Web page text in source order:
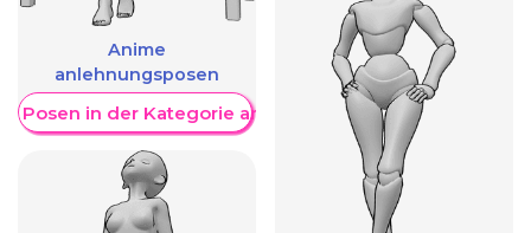
Anime
anlehnungsposen
Posen in der Kategorie anzeigen